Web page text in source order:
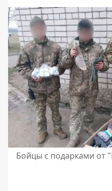
Бойцы с подарками от